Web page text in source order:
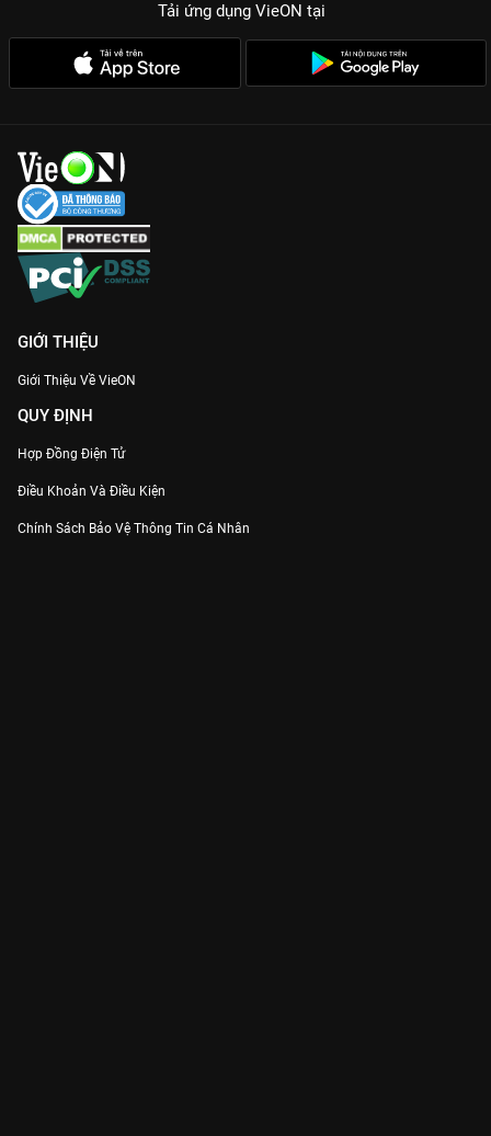
Tải ứng dụng VieON tại
GIỚI THIỆU
Giới Thiệu Về VieON
QUY ĐỊNH
Hợp Đồng Điện Tử
Điều Khoản Và Điều Kiện
Chính Sách Bảo Vệ Thông Tin Cá Nhân